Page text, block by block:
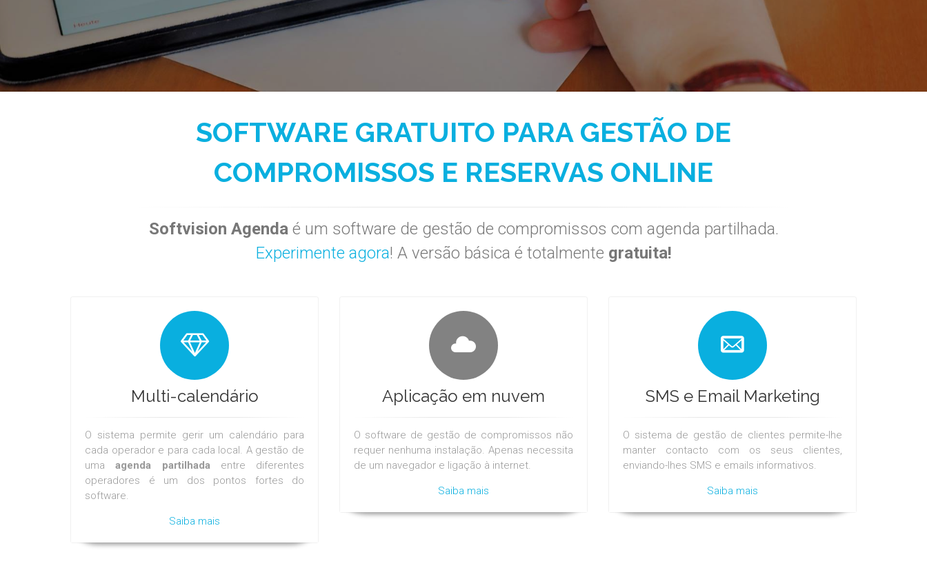
SOFTWARE GRATUITO PARA GESTÃO DE
COMPROMISSOS E RESERVAS ONLINE
Softvision Agendaé um software de gestão de compromissos com agenda partilhada.
Experimente agora! A versão básica é totalmente gratuita!
Multi-calendário
O sistema permite gerir um calendário para
cada operador e para cada local. A gestão de
umaagenda partilhadaentre diferentes
operadores é um dos pontos fortes do
software.
Saiba mais
Aplicação em nuvem
O software de gestão de compromissos não
requer nenhuma instalação. Apenas necessita
de um navegador e ligação à internet.
Saiba mais
SMS e Email Marketing
O sistema de gestão de clientes permite-lhe
manter contacto com os seus clientes,
enviando-lhes SMS e emails informativos.
Saiba mais